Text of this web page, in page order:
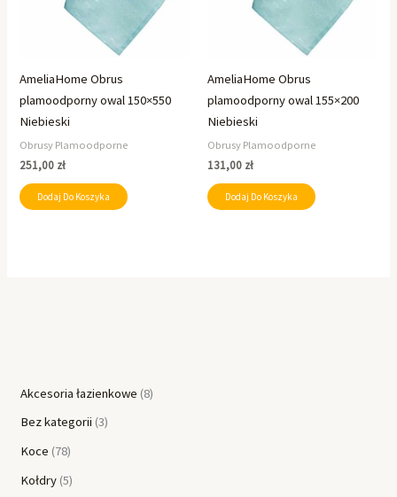
Akcesoria łazienkowe 8
Bez kategorii 3
Koce 78
Kołdry 5
AmeliaHome Obrus
plamoodporny owal 150×550
Niebieski
Obrusy Plamoodporne
251,00 zł
Dodaj Do Koszyka
AmeliaHome Obrus
plamoodporny owal 155×200
Niebieski
Obrusy Plamoodporne
131,00 zł
Dodaj Do Koszyka